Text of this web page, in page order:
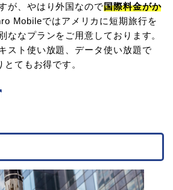
が、やはり外国なので国際料金がか
Mobileではアメリカに短期旅行を
ななプランをご用意しております。
スト使い放題、データ使い放題で
てもお得です。